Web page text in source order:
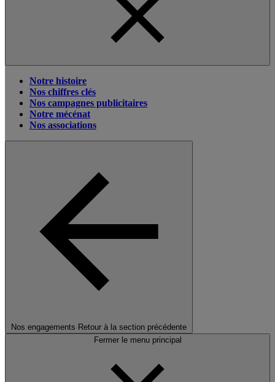
Notre histoire
Nos chiffres clés
Nos campagnes publicitaires
Notre mécénat
Nos associations
Nos engagements Retour à la section précédente
Fermer le menu principal